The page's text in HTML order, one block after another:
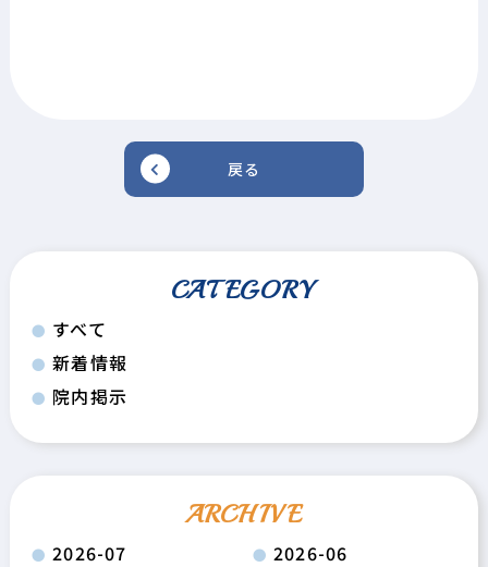
戻る
CATEGORY
すべて
新着情報
院内掲示
ARCHIVE
2026-07
2026-06